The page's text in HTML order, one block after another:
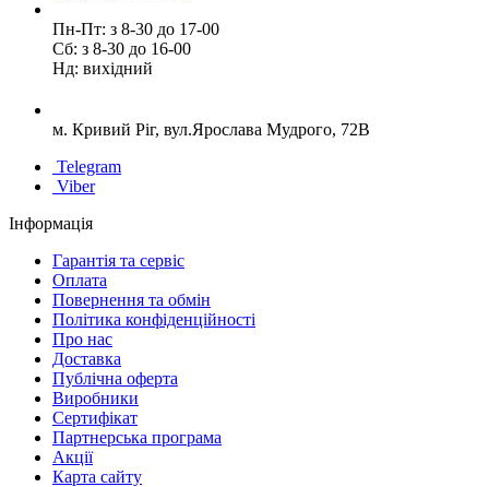
Пн-Пт: з 8-30 до 17-00
Сб: з 8-30 до 16-00
Нд: вихідний
м. Кривий Ріг, вул.Ярослава Мудрого, 72В
Telegram
Viber
Інформація
Гарантія та сервіс
Оплата
Повернення та обмін
Політика конфіденційності
Про нас
Доставка
Публічна оферта
Виробники
Сертифікат
Партнерська програма
Акції
Карта сайту